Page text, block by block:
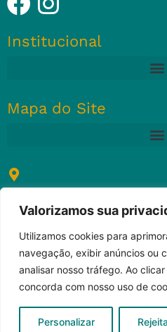
Valorizamos sua
Utilizamos cookies para
navegação, exibir anúncios ou
analisar nosso tráfego. Ao
concorda com nosso uso de
Personalizar
Institucional
Mapa do Site
Av. Luís Viana Filho, 13223
São Cristóvão | CEP: 41500-
Torre 3 – salas 202 e 203
Salvador / BA
© 2024 SBC – Sociedade Brasileira de